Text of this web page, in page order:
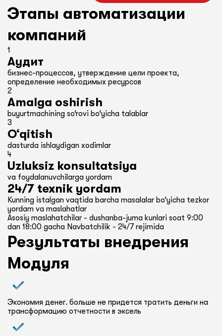
Этапы автоматизации
компаний
1
Аудит
бизнес-процессов, утверждение цели проекта,
определение необходимых ресурсов
2
Amalga oshirish
buyurtmachining so‘rovi bo‘yicha talablar
3
O‘qitish
dasturda ishlaydigan xodimlar
4
Uzluksiz konsultatsiya
va foydalanuvchilarga yordam
24/7 texnik yordam
Kunning istalgan vaqtida barcha masalalar bo‘yicha tezkor
yordam va maslahatlar
Asosiy maslahatchilar - dushanba-juma kunlari soat 9:00
dan 18:00 gacha Navbatchilik - 24/7 rejimida
Результаты внедрения
Модуля
Экономия денег. больше не придется тратить деньги на
трансформацию отчетности в эксель